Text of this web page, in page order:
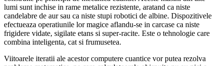
lumi sunt inchise in rame metalice rezistente, aratand ca niste
candelabre de aur sau ca niste stupi robotici de albine. Dispozitivele
efectueaza operatiunile lor magice aflandu-se in carcase ca niste
frigidere vidate, sigilate etans si super-racite. Este o tehnologie care
combina inteligenta, cat si frumusetea.
Viitoarele iteratii ale acestor computere cuantice vor putea rezolva